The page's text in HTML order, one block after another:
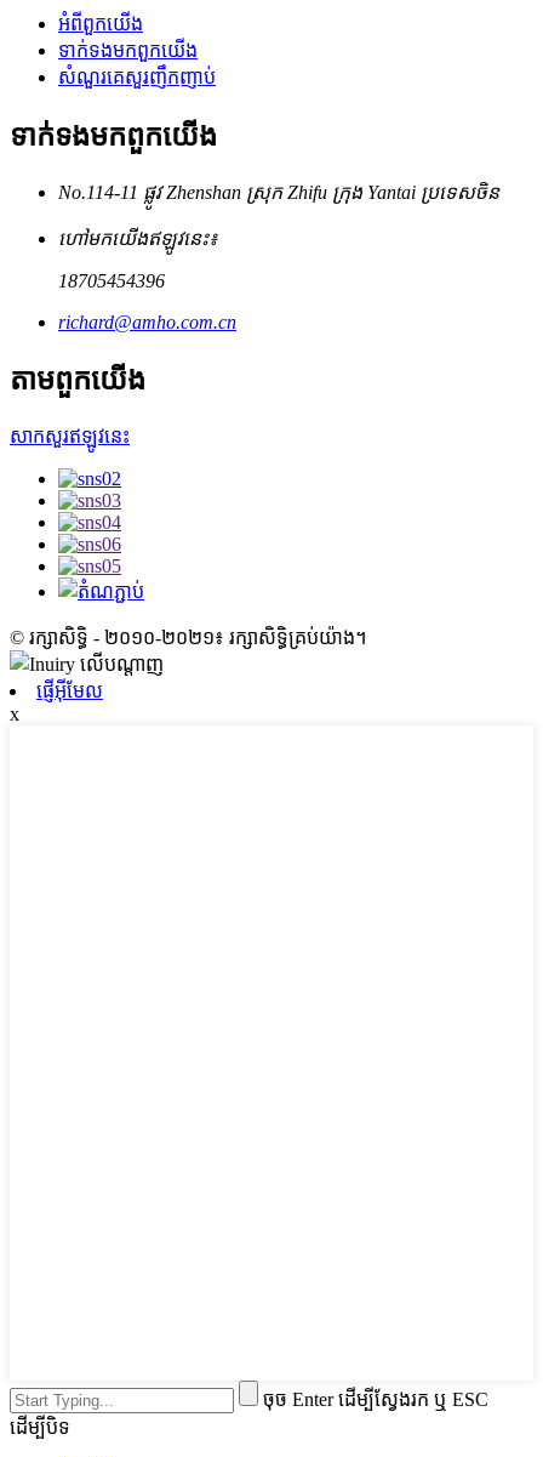
អំពី​ពួក​យើង
ទាក់ទង​មក​ពួក​យើង
សំណួរគេសួរញឹកញាប់
ទាក់ទង​មក​ពួក​យើង
No.114-11 ផ្លូវ Zhenshan ស្រុក Zhifu ក្រុង Yantai ប្រទេសចិន
ហៅមកយើងឥឡូវនេះ៖
18705454396
richard@amho.com.cn
តាម​ពួក​យើង
សាកសួរឥឡូវនេះ
© រក្សាសិទ្ធិ - ២០១០-២០២១៖ រក្សាសិទ្ធិគ្រប់យ៉ាង។
ផ្ញើអ៊ីមែល
x
ចុច Enter ដើម្បីស្វែងរក ឬ ESC
ដើម្បីបិទ